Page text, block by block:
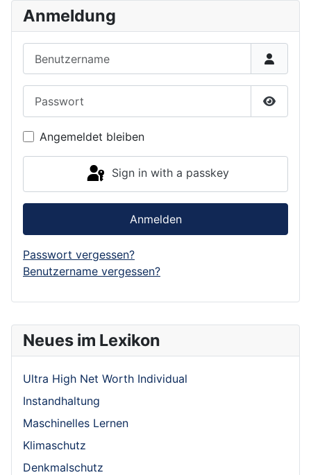
Neues im Lexikon
Ultra High Net Worth Individual
Instandhaltung
Maschinelles Lernen
Klimaschutz
Denkmalschutz
Anmeldung
Show
Angemeldet bleiben
Sign in with a passkey
Anmelden
Passwort vergessen?
Benutzername vergessen?